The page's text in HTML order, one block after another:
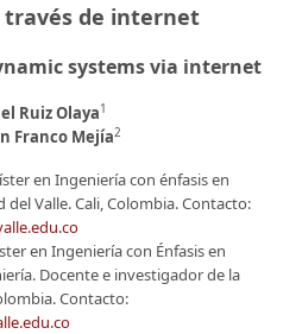
través de internet
systems via internet
Ruiz Olaya1
Franco Mejía2
en Ingeniería con énfasis en
Valle. Cali, Colombia. Contacto:
en Ingeniería con Énfasis en
Docente e investigador de la
Contacto: